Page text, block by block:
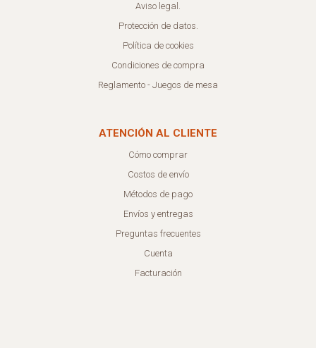
Aviso legal.
Protección de datos.
Política de cookies
Condiciones de compra
Reglamento - Juegos de mesa
ATENCIÓN AL CLIENTE
Cómo comprar
Costos de envío
Métodos de pago
Envíos y entregas
Preguntas frecuentes
Cuenta
Facturación